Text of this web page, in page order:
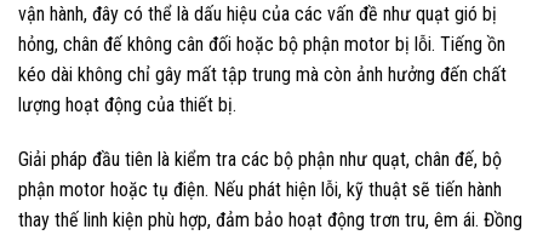
vận hành, đây có thể là dấu hiệu của các vấn đề như quạt gió bị
hỏng, chân đế không cân đối hoặc bộ phận motor bị lỗi. Tiếng ồn
kéo dài không chỉ gây mất tập trung mà còn ảnh hưởng đến chất
lượng hoạt động của thiết bị.
Giải pháp đầu tiên là kiểm tra các bộ phận như quạt, chân đế, bộ
phận motor hoặc tụ điện. Nếu phát hiện lỗi, kỹ thuật sẽ tiến hành
thay thế linh kiện phù hợp, đảm bảo hoạt động trơn tru, êm ái. Đồng